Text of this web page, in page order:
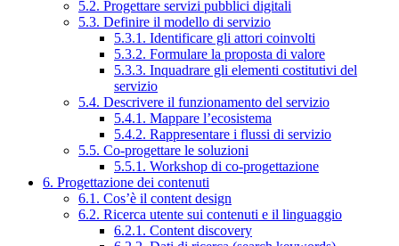
5.2. Progettare servizi pubblici digitali
5.3. Definire il modello di servizio
5.3.1. Identificare gli attori coinvolti
5.3.2. Formulare la proposta di valore
5.3.3. Inquadrare gli elementi costitutivi del
servizio
5.4. Descrivere il funzionamento del servizio
5.4.1. Mappare l’ecosistema
5.4.2. Rappresentare i flussi di servizio
5.5. Co-progettare le soluzioni
5.5.1. Workshop di co-progettazione
6. Progettazione dei contenuti
6.1. Cos’è il content design
6.2. Ricerca utente sui contenuti e il linguaggio
6.2.1. Content discovery